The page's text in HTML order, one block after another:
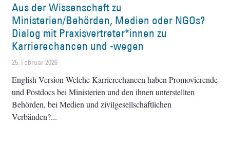
Aus der Wissenschaft zu
Ministerien/Behörden, Medien oder NGOs?
Dialog mit Praxisvertreter*innen zu
Karrierechancen und -wegen
25. Februar 2026
English Version Welche Karrierechancen haben Promovierende
und Postdocs bei Ministerien und den ihnen unterstellten
Behörden, bei Medien und zivilgesellschaftlichen
Verbänden?